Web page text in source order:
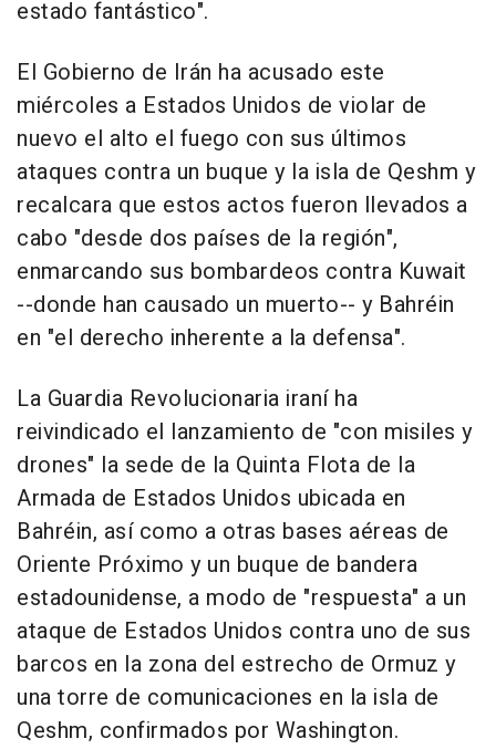
estado fantástico".
El Gobierno de Irán ha acusado este
miércoles a Estados Unidos de violar de
nuevo el alto el fuego con sus últimos
ataques contra un buque y la isla de Qeshm y
recalcara que estos actos fueron llevados a
cabo "desde dos países de la región",
enmarcando sus bombardeos contra Kuwait
--donde han causado un muerto-- y Bahréin
en "el derecho inherente a la defensa".
La Guardia Revolucionaria iraní ha
reivindicado el lanzamiento de "con misiles y
drones" la sede de la Quinta Flota de la
Armada de Estados Unidos ubicada en
Bahréin, así como a otras bases aéreas de
Oriente Próximo y un buque de bandera
estadounidense, a modo de "respuesta" a un
ataque de Estados Unidos contra uno de sus
barcos en la zona del estrecho de Ormuz y
una torre de comunicaciones en la isla de
Qeshm, confirmados por Washington.